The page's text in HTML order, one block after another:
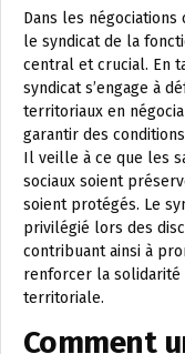
Dans les
le syndicat de la
central et crucial. En
syndicat s’engage à
territoriaux en
garantir des
Il veille à ce que les
sociaux soient
soient protégés. Le
privilégié lors des
contribuant ainsi à
renforcer la solidarité
territoriale.
Comment